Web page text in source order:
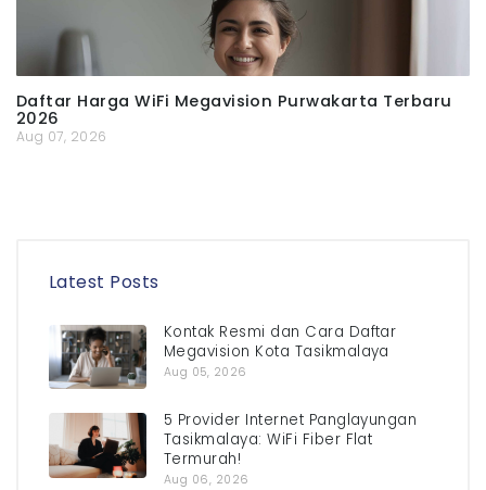
Daftar Harga WiFi Megavision Purwakarta Terbaru
2026
Aug 07, 2026
Latest Posts
Kontak Resmi dan Cara Daftar
Megavision Kota Tasikmalaya
Aug 05, 2026
5 Provider Internet Panglayungan
Tasikmalaya: WiFi Fiber Flat
Termurah!
Aug 06, 2026